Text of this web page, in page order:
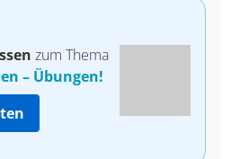
zum Thema
– Übungen!